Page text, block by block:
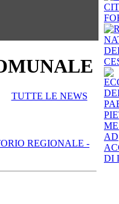
TUTTE LE NEWS
REGIONALE -